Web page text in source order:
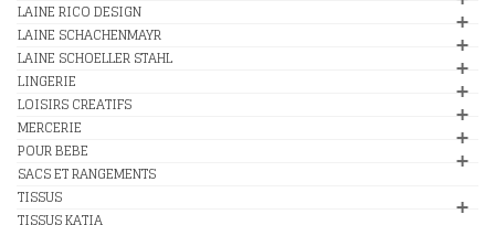
LAINE RICO DESIGN
LAINE SCHACHENMAYR
LAINE SCHOELLER STAHL
LINGERIE
LOISIRS CREATIFS
MERCERIE
POUR BEBE
SACS ET RANGEMENTS
TISSUS
TISSUS KATIA